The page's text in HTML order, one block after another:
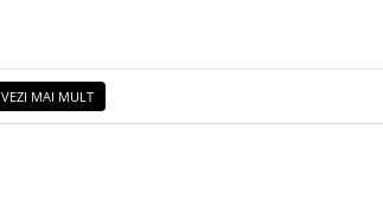
VEZI MAI MULT